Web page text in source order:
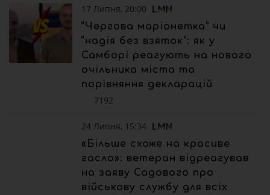
17 Липня, 20:00
“Чергова маріонетка” чи
“надія без взяток”: як у
Самборі реагують на нового
очільника міста та
порівняння декларацій
7192
24 Липня, 15:34
«Більше схоже на красиве
гасло»: ветеран відреагував
на заяву Садового про
військову службу для всіх